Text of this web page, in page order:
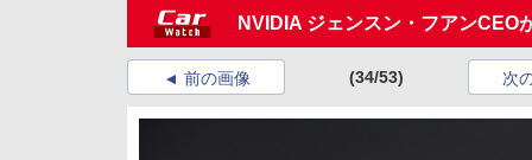
NVIDIA ジェンスン・フアンCEO
前の画像 (34/53) 次